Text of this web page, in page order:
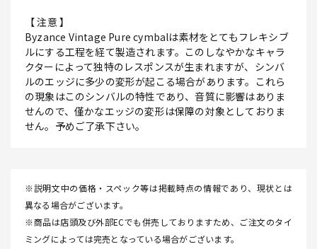
【 注意 】
Byzance Vintage Pure cymbalは素材をとてもフレキシブ
ルにする工程を経て製造されます。このしなやかなキャラ
クターによって独特のレスポンスが生まれますが、シンバ
ルのエッジに多少の変形が起こる場合があります。これら
の現象はこのシンバルの特性であり、音質に影響はありま
せんので、僅かなエッジの変形は保障の対象としておりま
せん。予めご了承下さい。
※説明文中の価格・スペック等は掲載時点の情報であり、現状とは
異なる場合がございます。
※商品は店頭及び外部ECでも併売しておりますため、ご注文のタイ
ミングによっては完売となっている場合がございます。